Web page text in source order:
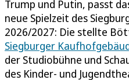
Trump und Putin, passt
neue Spielzeit des
2026/2027: Die stellte
Siegburger
der Studiobühne und
des Kinder- und